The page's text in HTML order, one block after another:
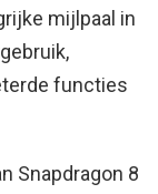
mijlpaal in
functies
Snapdragon 8